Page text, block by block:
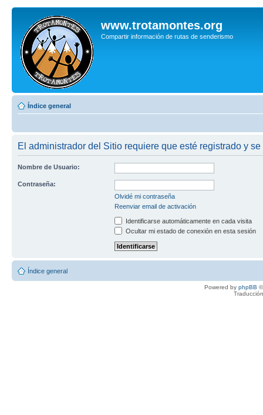
www.trotamontes.org
Compartir información de rutas de senderismo
Índice general
El administrador del Sitio requiere que esté registrado y
Nombre de Usuario:
Contraseña:
Olvidé mi contraseña
Reenviar email de activación
Identificarse automáticamente en cada visita
Ocultar mi estado de conexión en esta sesión
Índice general
Powered by phpBB